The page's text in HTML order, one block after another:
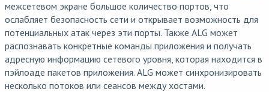
межсетевом экране большое количество портов, что
ослабляет безопасность сети и открывает возможность для
потенциальных атак через эти порты. Также ALG может
распознавать конкретные команды приложения и получать
адресную информацию сетевого уровня, которая находится в
пэйлоаде пакетов приложения. ALG может синхронизировать
несколько потоков или сеансов между хостами.